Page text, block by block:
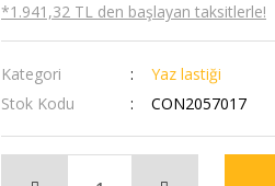
*1.941,32 TL den başlayan taksitlerle!
Kategori
Yaz lastiği
Stok Kodu
CON2057017